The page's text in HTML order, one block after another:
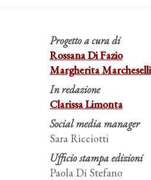
Progettoa cura di
Rossana Di Fazio
Margherita Marcheselli
In redazione
Clarissa Limonta
Social media manager
Sara Ricciotti
Ufficio stampa edizioni
Paola Di Stefano